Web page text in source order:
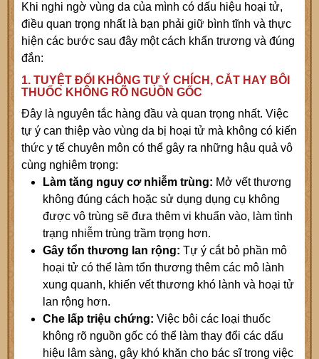
Khi nghi ngờ vùng da của mình có dấu hiệu hoại tử,
điều quan trọng nhất là bạn phải giữ bình tĩnh và thực
hiện các bước sau đây một cách khẩn trương và đúng
đắn:
1. TUYỆT ĐỐI KHÔNG TỰ Ý CHÍCH, CẮT HAY BÔI
THUỐC KHÔNG RÕ NGUỒN GỐC
Đây là nguyên tắc hàng đầu và quan trọng nhất. Việc
tự ý can thiệp vào vùng da bị hoại tử mà không có kiến
thức y tế chuyên môn có thể gây ra những hậu quả vô
cùng nghiêm trọng:
Làm tăng nguy cơ nhiễm trùng: Mở vết thương
không đúng cách hoặc sử dụng dụng cụ không
được vô trùng sẽ đưa thêm vi khuẩn vào, làm tình
trạng nhiễm trùng trầm trọng hơn.
Gây tổn thương lan rộng: Tự ý cắt bỏ phần mô
hoại tử có thể làm tổn thương thêm các mô lành
xung quanh, khiến vết thương khó lành và hoại tử
lan rộng hơn.
Che lấp triệu chứng: Việc bôi các loại thuốc
không rõ nguồn gốc có thể làm thay đổi các dấu
hiệu lâm sàng, gây khó khăn cho bác sĩ trong việc